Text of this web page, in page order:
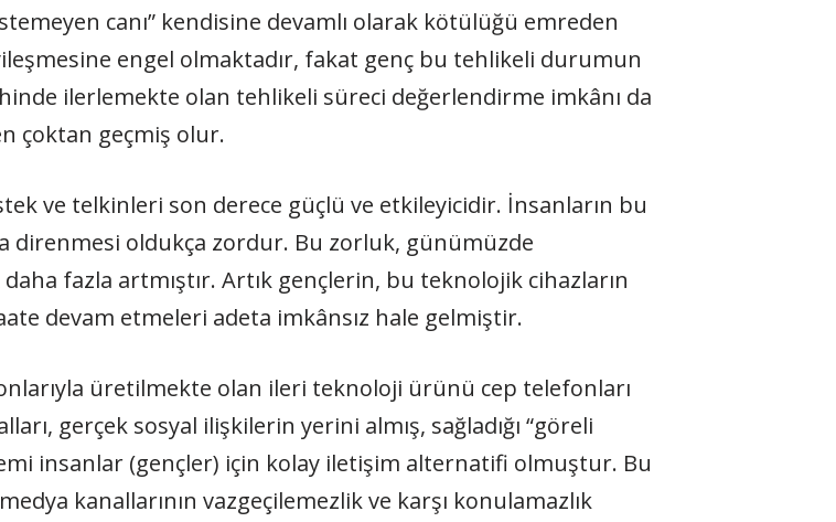
canı” kendisine devamlı olarak kötülüğü emreden
engel olmaktadır, fakat genç bu tehlikeli durumun
ilerlemekte olan tehlikeli süreci değerlendirme imkânı da
çoktan geçmiş olur.
ve telkinleri son derece güçlü ve etkileyicidir. İnsanların bu
direnmesi oldukça zordur. Bu zorluk, günümüzde
fazla artmıştır. Artık gençlerin, bu teknolojik cihazların
devam etmeleri adeta imkânsız hale gelmiştir.
üretilmekte olan ileri teknoloji ürünü cep telefonları
gerçek sosyal ilişkilerin yerini almış, sağladığı “göreli
insanlar (gençler) için kolay iletişim alternatifi olmuştur. Bu
kanallarının vazgeçilemezlik ve karşı konulamazlık